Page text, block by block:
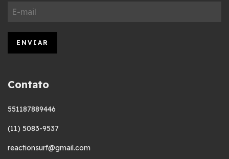
Contato
551187889446
(11) 5083-9537
reactionsurf@gmail.com